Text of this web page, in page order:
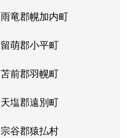
雨竜郡幌加内町
留萌郡小平町
苫前郡羽幌町
天塩郡遠別町
宗谷郡猿払村